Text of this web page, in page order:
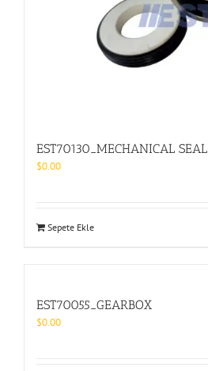
EST70130_MECHANICAL SEAL
$0.00
Sepete Ekle
EST70055_GEARBOX
$0.00